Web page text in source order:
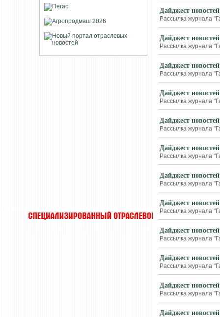
Дайджест
Рассылка журнала
Дайджест
Рассылка журнала
Дайджест
Рассылка журнала
Дайджест
Рассылка журнала
Дайджест
Рассылка журнала
Дайджест
Рассылка журнала
Дайджест
Рассылка журнала
Дайджест
Рассылка журнала
Дайджест
Рассылка журнала
Дайджест
Рассылка журнала
Дайджест
Рассылка журнала
Дайджест